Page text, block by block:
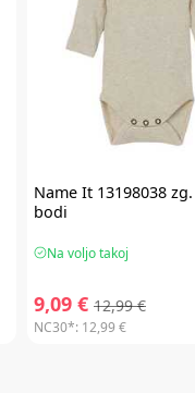
Name It13198038
bodi
Na voljo takoj
9,09 € 12,99 €
NC30*: 12,99 €